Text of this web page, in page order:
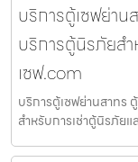
บริการตู้เซฟย่าน
บริการตู้นิรภัยสำ
เซฟ.com
บริการตู้เซฟย่านสาทร
สำหรับการเช่าตู้นิรภัย